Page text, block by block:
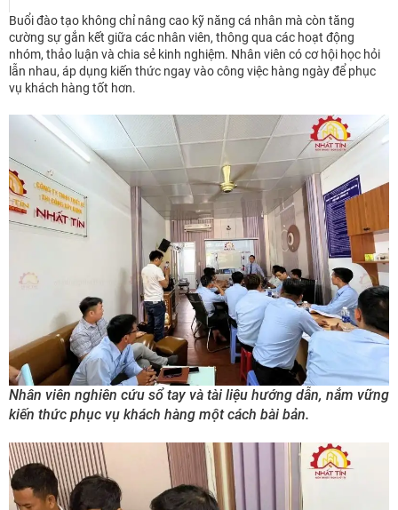
Buổi đào tạo không chỉ nâng cao kỹ năng cá nhân mà còn tăng
cường sự gắn kết giữa các nhân viên, thông qua các hoạt động
nhóm, thảo luận và chia sẻ kinh nghiệm. Nhân viên có cơ hội học hỏi
lẫn nhau, áp dụng kiến thức ngay vào công việc hàng ngày để phục
vụ khách hàng tốt hơn.
Nhân viên nghiên cứu sổ tay và tài liệu hướng dẫn, nắm vững
kiến thức phục vụ khách hàng một cách bài bản.